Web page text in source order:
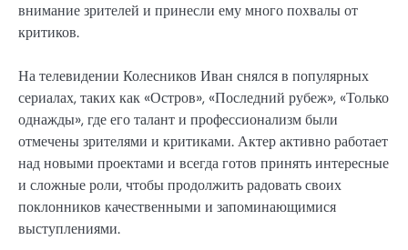
внимание зрителей и принесли ему много похвалы от
критиков.
На телевидении Колесников Иван снялся в популярных
сериалах, таких как «Остров», «Последний рубеж», «Только
однажды», где его талант и профессионализм были
отмечены зрителями и критиками. Актер активно работает
над новыми проектами и всегда готов принять интересные
и сложные роли, чтобы продолжить радовать своих
поклонников качественными и запоминающимися
выступлениями.